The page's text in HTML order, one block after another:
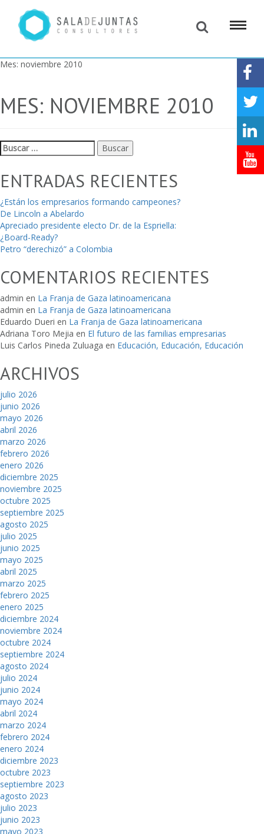
Mes: noviembre 2010
MES: NOVIEMBRE 2010
Buscar:
ENTRADAS RECIENTES
¿Están los empresarios formando campeones?
De Lincoln a Abelardo
Apreciado presidente electo Dr. de la Espriella:
¿Board-Ready?
Petro “derechizó” a Colombia
COMENTARIOS RECIENTES
admin en La Franja de Gaza latinoamericana
admin en La Franja de Gaza latinoamericana
Eduardo Dueri en La Franja de Gaza latinoamericana
Adriana Toro Mejia en El futuro de las familias empresarias
Luis Carlos Pineda Zuluaga en Educación, Educación, Educación
ARCHIVOS
julio 2026
junio 2026
mayo 2026
abril 2026
marzo 2026
febrero 2026
enero 2026
diciembre 2025
noviembre 2025
octubre 2025
septiembre 2025
agosto 2025
julio 2025
junio 2025
mayo 2025
abril 2025
marzo 2025
febrero 2025
enero 2025
diciembre 2024
noviembre 2024
octubre 2024
septiembre 2024
agosto 2024
julio 2024
junio 2024
mayo 2024
abril 2024
marzo 2024
febrero 2024
enero 2024
diciembre 2023
octubre 2023
septiembre 2023
agosto 2023
julio 2023
junio 2023
mayo 2023